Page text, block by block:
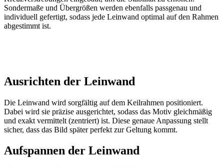
Sondermaße und Übergrößen werden ebenfalls passgenau und
individuell gefertigt, sodass jede Leinwand optimal auf den Rahmen
abgestimmt ist.
Ausrichten der Leinwand
Die Leinwand wird sorgfältig auf dem Keilrahmen positioniert.
Dabei wird sie präzise ausgerichtet, sodass das Motiv gleichmäßig
und exakt vermittelt (zentriert) ist. Diese genaue Anpassung stellt
sicher, dass das Bild später perfekt zur Geltung kommt.
Aufspannen der Leinwand